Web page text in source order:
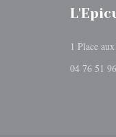
1 Place
04 76 51